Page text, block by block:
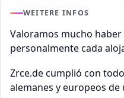
WEITERE INFOS
Valoramos mucho
personalmente cada
Zrce.de cumplió con
alemanes y europeos